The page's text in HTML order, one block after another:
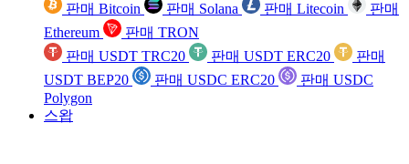
판매 Bitcoin 판매 Solana 판매 Litecoin
판매
Ethereum
판매 TRON
판매 USDT TRC20
판매 USDT ERC20
판매
USDT BEP20
판매 USDC ERC20
판매 USDC
Polygon
스왑